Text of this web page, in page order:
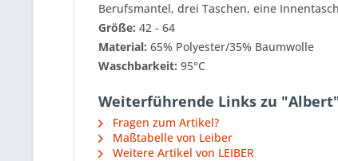
Berufsmantel, drei Taschen, eine
Größe: 42 - 64
Material: 65% Polyester/35% Baumwolle
Waschbarkeit: 95°C
Weiterführende Links zu
Fragen zum Artikel?
Maßtabelle von Leiber
Weitere Artikel von LEIBER